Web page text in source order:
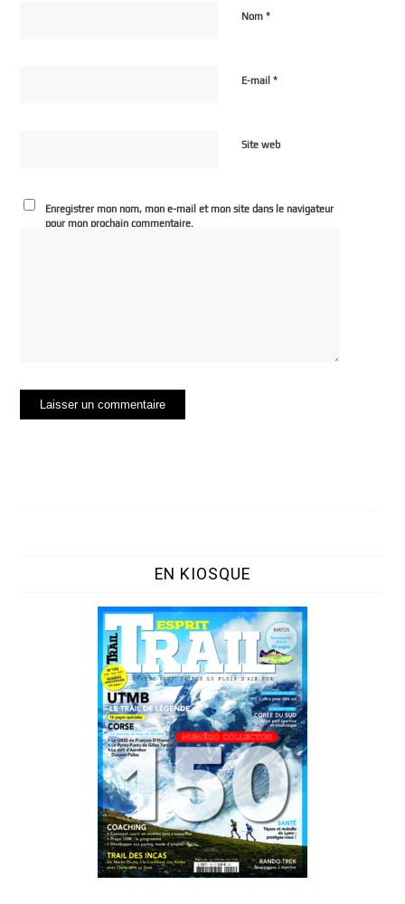
Nom*
E-mail*
Site web
Enregistrer mon nom, mon e-mail et mon site dans le navigateur
pour mon prochain commentaire.
EN KIOSQUE